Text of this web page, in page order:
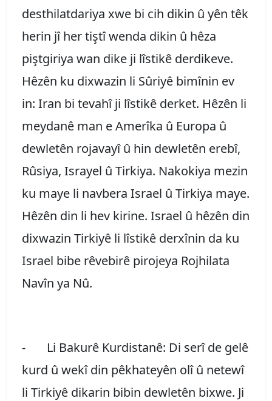
desthilatdariya xwe bi cih dikin û yên têk
herin jî her tiştî wenda dikin û hêza
piştgiriya wan dike ji lîstikê derdikeve.
Hêzên ku dixwazin li Sûriyê bimînin ev
in: Iran bi tevahî ji lîstikê derket. Hêzên li
meydanê man e Amerîka û Europa û
dewletên rojavayî û hin dewletên erebî,
Rûsiya, Israyel û Tirkiya. Nakokiya mezin
ku maye li navbera Israel û Tirkiya maye.
Hêzên din li hev kirine. Israel û hêzên din
dixwazin Tirkiyê li lîstikê derxînin da ku
Israel bibe rêvebirê pirojeya Rojhilata
Navîn ya Nû.
- Li Bakurê Kurdistanê: Di serî de gelê
kurd û wekî din pêkhateyên olî û netewî
li Tirkiyê dikarin bibin dewletên bixwe. Ji